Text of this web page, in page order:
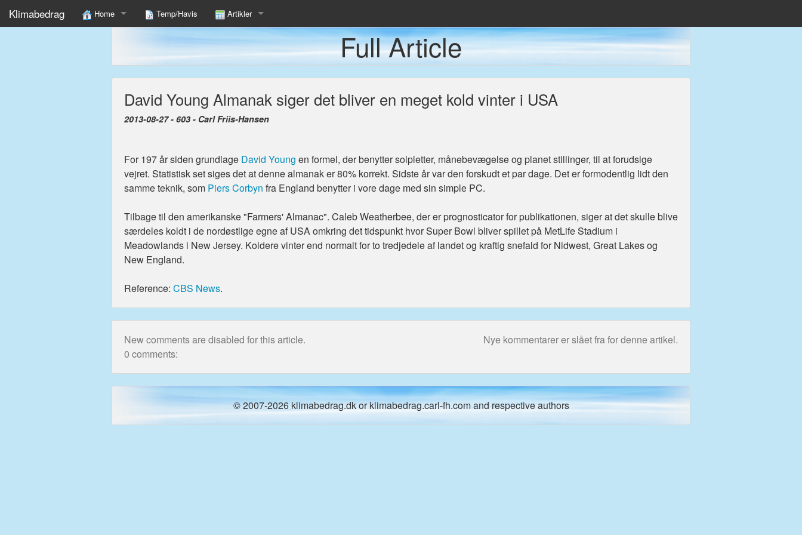
Klimabedrag Home
12 Fakta Om Global Klimaændring Du Ikke Læser I Den Populære Presse
Shameful Exploit Of UK Children In Climate Propaganda
To fulfill COP15 we must Unite Nations In Poor Cold Caves
Danmark Må Modnes, Være Foregangsland Og Levere Fremtidens Energiløsning
Temp/Havis Artikler
Full Article
David Young Almanak siger det bliver en meget kold vinter i USA
2013-08-27 - 603 - Carl Friis-Hansen
For 197 år siden grundlage David Young en formel, der benytter solpletter, månebevægelse og planet stillinger, til at forudsige
vejret. Statistisk set siges det at denne almanak er 80% korrekt. Sidste år var den forskudt et par dage. Det er formodentlig lidt den
samme teknik, som Piers Corbyn fra England benytter i vore dage med sin simple PC.
Tilbage til den amerikanske "Farmers' Almanac". Caleb Weatherbee, der er prognosticator for publikationen, siger at det skulle blive
særdeles koldt i de nordøstlige egne af USA omkring det tidspunkt hvor Super Bowl bliver spillet på MetLife Stadium i
Meadowlands i New Jersey. Koldere vinter end normalt for to tredjedele af landet og kraftig snefald for Nidwest, Great Lakes og
New England.
Reference: CBS News.
New comments are disabled for this article.
Nye kommentarer er slået fra for denne artikel.
0 comments:
© 2007-2026 klimabedrag.dk or klimabedrag.carl-fh.com and respective authors